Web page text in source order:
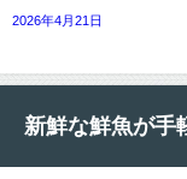
2026年4月21日
新鮮な鮮魚が手